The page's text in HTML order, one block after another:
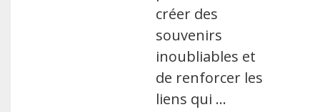
créer des
souvenirs
inoubliables et
de renforcer les
liens qui …